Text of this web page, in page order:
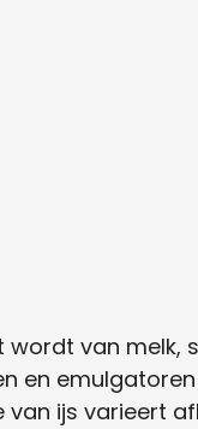
van melk,
en
ijs varieert